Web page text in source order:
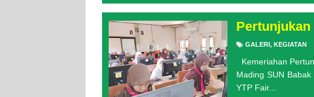
Pertunjukan
GALERI, KEGIATAN
Kemeriahan
Mading SUN
YTP Fair...